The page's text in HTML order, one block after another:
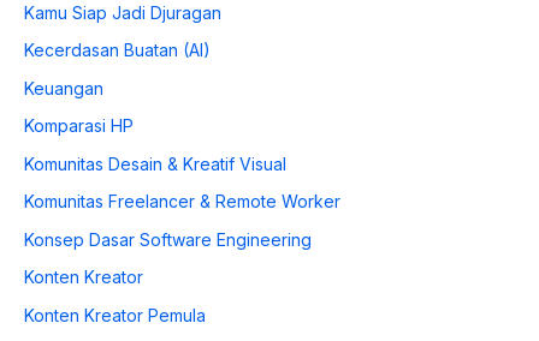
Kamu Siap Jadi Djuragan
Kecerdasan Buatan (AI)
Keuangan
Komparasi HP
Komunitas Desain & Kreatif Visual
Komunitas Freelancer & Remote Worker
Konsep Dasar Software Engineering
Konten Kreator
Konten Kreator Pemula